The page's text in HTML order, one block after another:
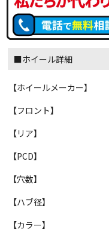
■ホイール詳細
【ホイールメーカー】
【フロント】
【リア】
【PCD】
【穴数】
【ハブ径】
【カラー】